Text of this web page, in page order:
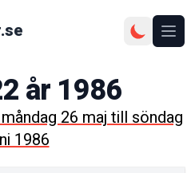
år 1986
måndag 26 maj tillsöndag
1986